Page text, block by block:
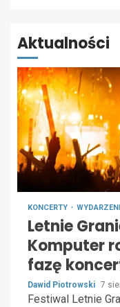
Aktualności
KONCERTY
Letnie
Komputer
fazę
Dawid Piotrowski 7
Festiwal Letnie